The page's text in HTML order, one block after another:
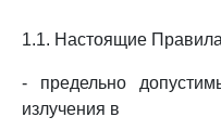
1.1. Настоящие
- предельно
излучения в